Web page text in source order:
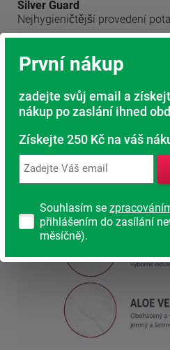
Silver Guard
Nejhygieničtější provedení
regenerací našeho těla.
První nákup
zadejte svůj email a
nákup po zaslání ihned
Získejte 250 Kč na váš
Souhlasím se
přihlášením do zasílání
měsíčně).